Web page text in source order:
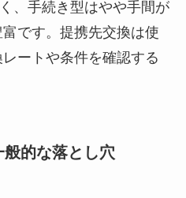
、手続き型はやや手間が
です。提携先交換は使
ートや条件を確認する
的な落とし穴